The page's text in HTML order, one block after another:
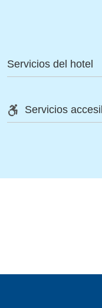
Servicios del hotel
Servicios